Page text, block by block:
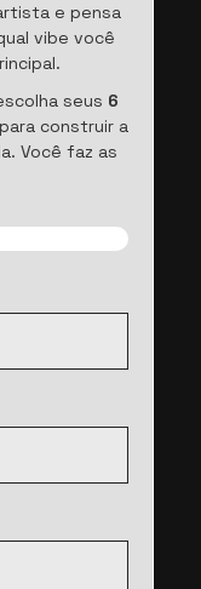
e pensa
vibe você
seus 6
para construir a
Você faz as